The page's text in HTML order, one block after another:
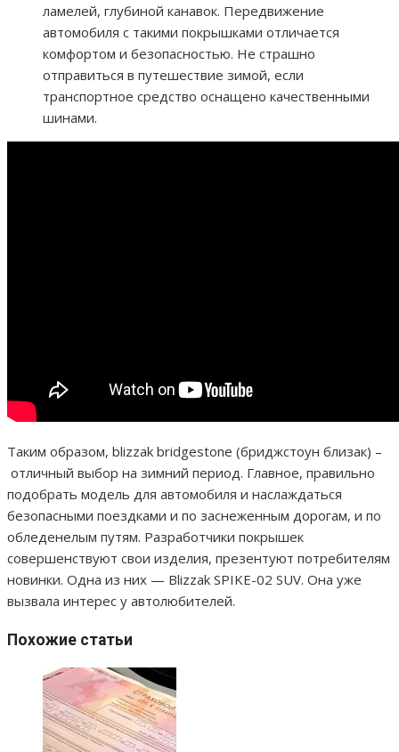
ламелей, глубиной канавок. Передвижение
автомобиля с такими покрышками отличается
комфортом и безопасностью. Не страшно
отправиться в путешествие зимой, если
транспортное средство оснащено качественными
шинами.
Таким образом, blizzak bridgestone (бриджстоун близак) –
отличный выбор на зимний период. Главное, правильно
подобрать модель для автомобиля и наслаждаться
безопасными поездками и по заснеженным дорогам, и по
обледенелым путям. Разработчики покрышек
совершенствуют свои изделия, презентуют потребителям
новинки. Одна из них — Blizzak SPIKE-02 SUV. Она уже
вызвала интерес у автолюбителей.
Похожие статьи